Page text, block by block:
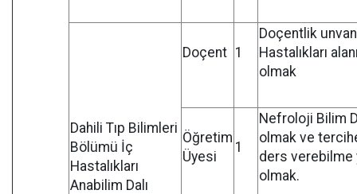
Dahili Tıp Bilimleri
Bölümü İç
Hastalıkları
Anabilim Dalı
Doçent 1
Doçentlik
Hastalıkları
olmak
Öğretim
Üyesi
1
Nefroloji Bilim
olmak ve
ders verebilme
olmak.